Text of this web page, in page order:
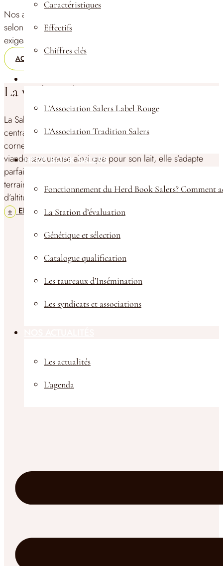
Caractéristiques
Effectifs
Chiffres clés
L’Association Salers Label Rouge
L’Association Tradition Salers
HERD BOOK SALERS
Fonctionnement du Herd Book Salers? Comment
La Station d’évaluation
Génétique et sélection
Catalogue qualification
Les taureaux d’Insémination
Les syndicats et associations
Les actualités
L’agenda
Nos animaux sont de qualité, rigoureusement sélectionnés
selon des critères techniques et morphologiques
exigeants.
ACCÉDER À LA VENTE
La vache Salers
La Salers est une race bovine rustique originaire du Massif
central, reconnaissable à sa belle robe acajou et à ses
cornes en forme de lyre. Appréciée pour la qualité de sa
viande savoureuse ainsi que pour son lait, elle s’adapte
parfaitement aux conditions climatiques difficiles et aux
terrains escarpés. Cette race valorise les pâturages
d’altitude tout en préservant les paysage.
EN SAVOIR PLUS